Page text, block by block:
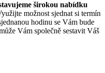
širokou nabídku
možnost sjednat si termín
hodinu se Vám bude
Vám společně sestavit Váš